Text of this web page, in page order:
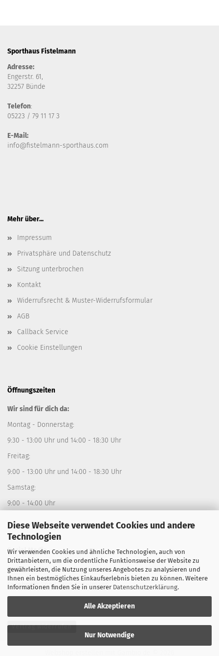
Diese Webseite verwendet Cookies und andere
Technologien
Wir verwenden Cookies und ähnliche Technologien, auch von
Drittanbietern, um die ordentliche Funktionsweise der Website zu
gewährleisten, die Nutzung unseres Angebotes zu analysieren und
Ihnen ein bestmögliches Einkaufserlebnis bieten zu können. Weitere
Informationen finden Sie in unserer Datenschutzerklärung.
Alle Akzeptieren
Nur Notwendige
Sporthaus Fistelmann
Adresse:
Engerstr. 61,
32257 Bünde
Telefon:
05223 / 79 11 17 3
E-Mail:
info@fistelmann-sporthaus.com
Mehr über...
Impressum
Privatsphäre und Datenschutz
Sitzung unterbrochen
Kontakt
Widerrufsrecht & Muster-Widerrufsformular
AGB
Callback Service
Cookie Einstellungen
Öffnungszeiten
Wir sind für dich da:
Montag - Donnerstag:
9:30 - 13:00 Uhr und 14:00 - 18:30 Uhr
Freitag:
9:00 - 13:00 Uhr und 14:00 - 18:30 Uhr
Samstag:
9:00 - 14:00 Uhr
Social Media
Instagram:sporthausfistelmann
Facebook: Sporthaus Fistelmann
Vertrag widerrufen